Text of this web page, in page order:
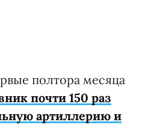
полтора месяца
почти 150 раз
артиллерию и